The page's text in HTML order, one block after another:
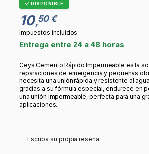
DISPONIBLE
10,50 €
Impuestos incluidos
Entrega entre 24 a 48 horas
Ceys Cemento Rápido Impermeable es la
reparaciones de emergencia y pequeñas
necesita una unión rápida y resistente al
gracias a su fórmula especial, endurece en
una unión impermeable, perfecta para una
aplicaciones.
Escriba su propia reseña